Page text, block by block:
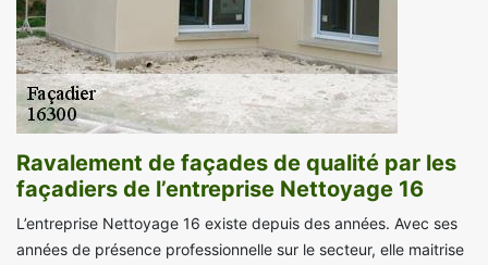
Ravalement de façades de qualité par les
façadiers de l’entreprise Nettoyage 16
L’entreprise Nettoyage 16 existe depuis des années. Avec ses
années de présence professionnelle sur le secteur, elle maitrise